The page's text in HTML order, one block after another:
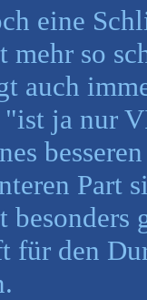
eine
mehr so
auch
"ist ja nur
Part
besonders
für den